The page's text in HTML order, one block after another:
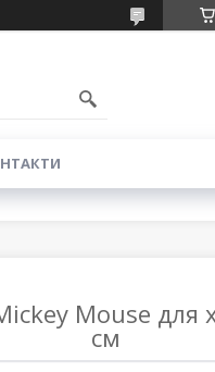
Mouse для
см